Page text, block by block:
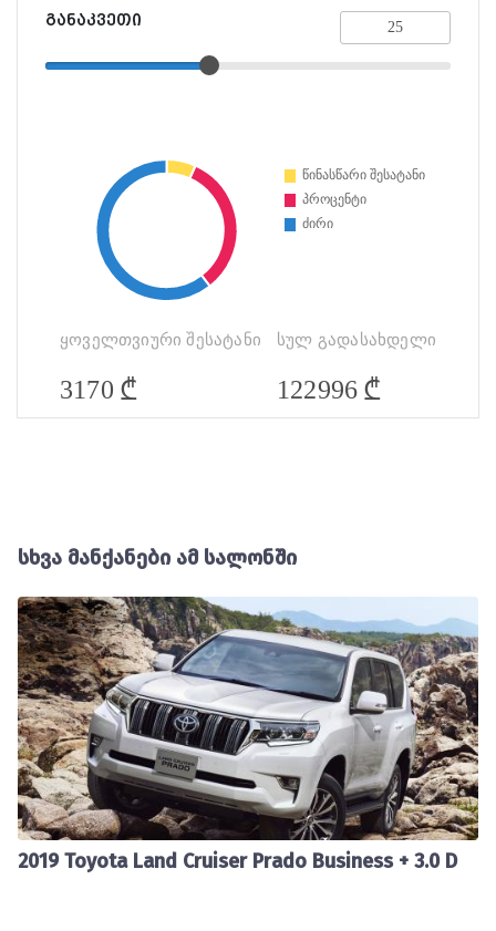
განაკვეთი
ყოველთვიური შესატანი
3170 ₾
სულ გადასახდელი
122996 ₾
სხვა მანქანები ამ სალონში
2019 Toyota Land Cruiser Prado Business + 3.0 D